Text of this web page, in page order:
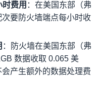
费用 ：在美国东部（弗
要防火墙端点每小时收
：防火墙在美国东部（弗
数据收取 0.065 美
产生额外的数据处理费